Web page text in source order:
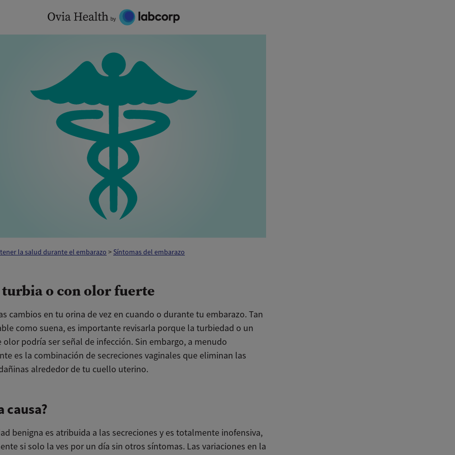
la salud durante el embarazo > Síntomas del embarazo
o con olor fuerte
cambios en tu orina de vez en cuando o durante tu embarazo. Tan
como suena, es importante revisarla porque la turbiedad o un
olor podría ser señal de infección. Sin embargo, a menudo
es la combinación de secreciones vaginales que eliminan las
alrededor de tu cuello uterino.
causa?
benigna es atribuida a las secreciones y es totalmente inofensiva,
si solo la ves por un día sin otros síntomas. Las variaciones en la